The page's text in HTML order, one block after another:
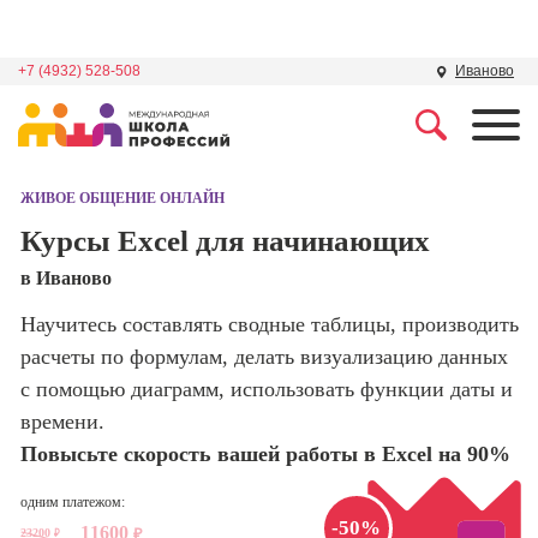
+7 (4932) 528-508 Иваново
Школа дизайна
программирования
Школа психологии
Школа актерского
поисковой
продвижение
сайтов)
Профессия
маркетолог
Профессия
Менеджер по
ЖИВОЕ ОБЩЕНИЕ ОНЛАЙН
Курсы Excel для начинающих
в Иваново
Научитесь составлять сводные таблицы, производить
расчеты по формулам, делать визуализацию данных
с помощью диаграмм, использовать функции даты и
времени.
Повысьте скорость вашей работы в Excel на 90%
-50%
одним платежом:
23200 ₽ 11600 ₽